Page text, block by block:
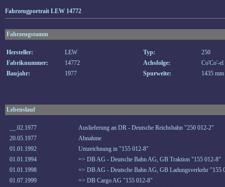
Fahrzeugportrait LEW 14772
Fahrzeugstamm
Hersteller: LEW Typ:
250
Fabriknummer:
14772 Achsfolge:
Co'Co'-el
Baujahr:
1977 Spurweite: 1435 mm
Lebenslauf
__.02.1977
Auslieferung an DR - Deutsche Reichsbahn "250 012-2"
20.05.1977
Abnahme
01.01.1992
Umzeichnung in "155 012-8"
01.01.1994
=> DB AG - Deutsche Bahn AG, GB Traktion "155 012-8"
01.01.1998
=> DB AG - Deutsche Bahn AG, GB Ladungsverkehr "155
01.07.1999
=> DB Cargo AG "155 012-8"